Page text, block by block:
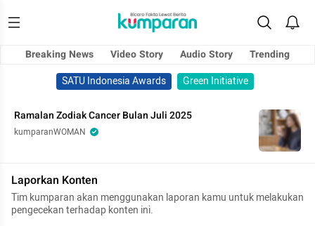
Breaking News Video Story Audio Story
Trending
SATU Indonesia Awards
Green Initiative
Ramalan Zodiak Cancer Bulan Juli 2025
kumparanWOMAN
Laporkan Konten
Tim kumparan akan menggunakan laporan kamu untuk melakukan
pengecekan terhadap konten ini.